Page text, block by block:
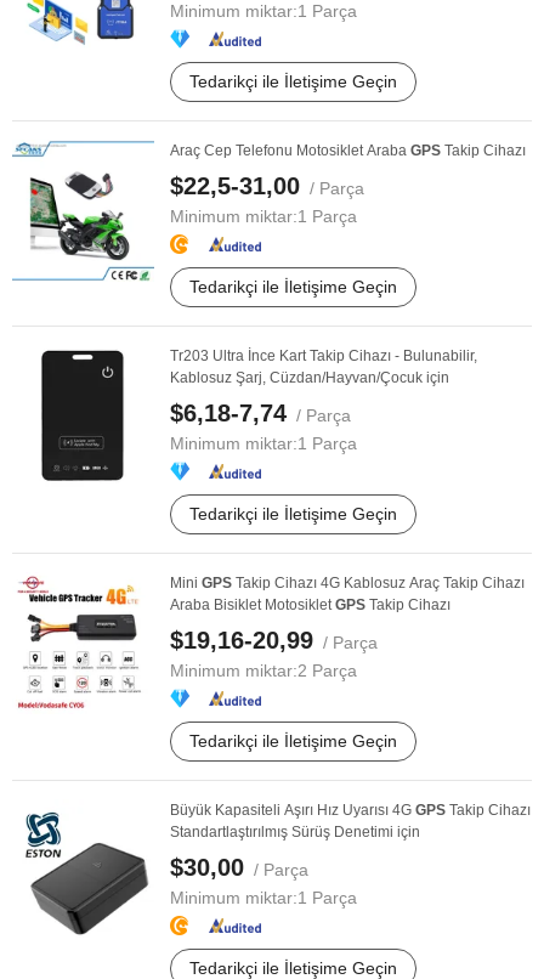
Minimum miktar:1 Parça
Tedarikçi ile İletişime Geçin
Araç Cep Telefonu Motosiklet Araba GPS Takip Cihazı
$22,5-31,00 / Parça
Minimum miktar:1 Parça
Tedarikçi ile İletişime Geçin
Tr203 Ultra İnce Kart Takip Cihazı - Bulunabilir,
Kablosuz Şarj, Cüzdan/Hayvan/Çocuk için
$6,18-7,74 / Parça
Minimum miktar:1 Parça
Tedarikçi ile İletişime Geçin
Mini GPS Takip Cihazı 4G Kablosuz Araç Takip Cihazı
Araba Bisiklet MotosikletGPS Takip Cihazı
$19,16-20,99 / Parça
Minimum miktar:2 Parça
Tedarikçi ile İletişime Geçin
Büyük Kapasiteli Aşırı Hız Uyarısı 4G GPS Takip Cihazı
Standartlaştırılmış Sürüş Denetimi için
$30,00 / Parça
Minimum miktar:1 Parça
Tedarikçi ile İletişime Geçin